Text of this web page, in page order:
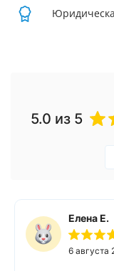
5.0 из 5
Елена Е.
6 августа